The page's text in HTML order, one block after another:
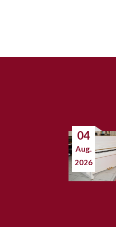
04
Aug.
2026